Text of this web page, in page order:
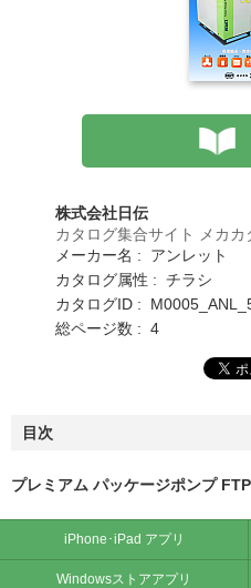
株式会社日伝
カタログ集合サイト メカカ
メーカー名 : アンレット
カタログ属性 : チラシ
カタログID :
総ページ数 : 4
目次
プレミアム パッケージポンプ
iPhone･iPad アプリ
Windowsストアアプリ